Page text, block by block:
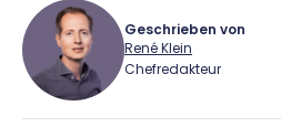
Geschrieben von
René Klein
Chefredakteur